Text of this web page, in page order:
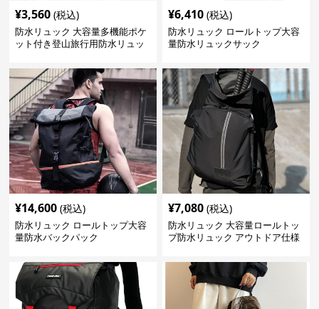
¥3,560 (税込)
防水リュック 大容量多機能ポケ
ット付き登山旅行用防水リュッ
¥6,410 (税込)
防水リュック ロールトップ大容
量防水リュックサック
¥14,600 (税込)
防水リュック ロールトップ大容
量防水バックパック
¥7,080 (税込)
防水リュック 大容量ロールトッ
プ防水リュック アウトドア仕様